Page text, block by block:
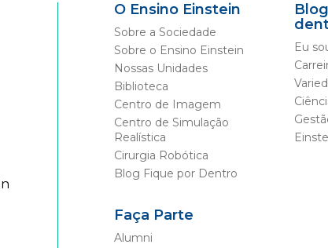
O Ensino Einstein
Sobre a Sociedade
Sobre o Ensino Einstein
Nossas Unidades
Biblioteca
Centro de Imagem
Centro de Simulação
Realística
Cirurgia Robótica
Blog Fique por Dentro
Faça Parte
Alumni
Eu